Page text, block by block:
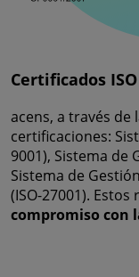
Certificados ISO
acens, a través de
certificaciones:
9001), Sistema de
Sistema de
(ISO-27001).
compromiso con